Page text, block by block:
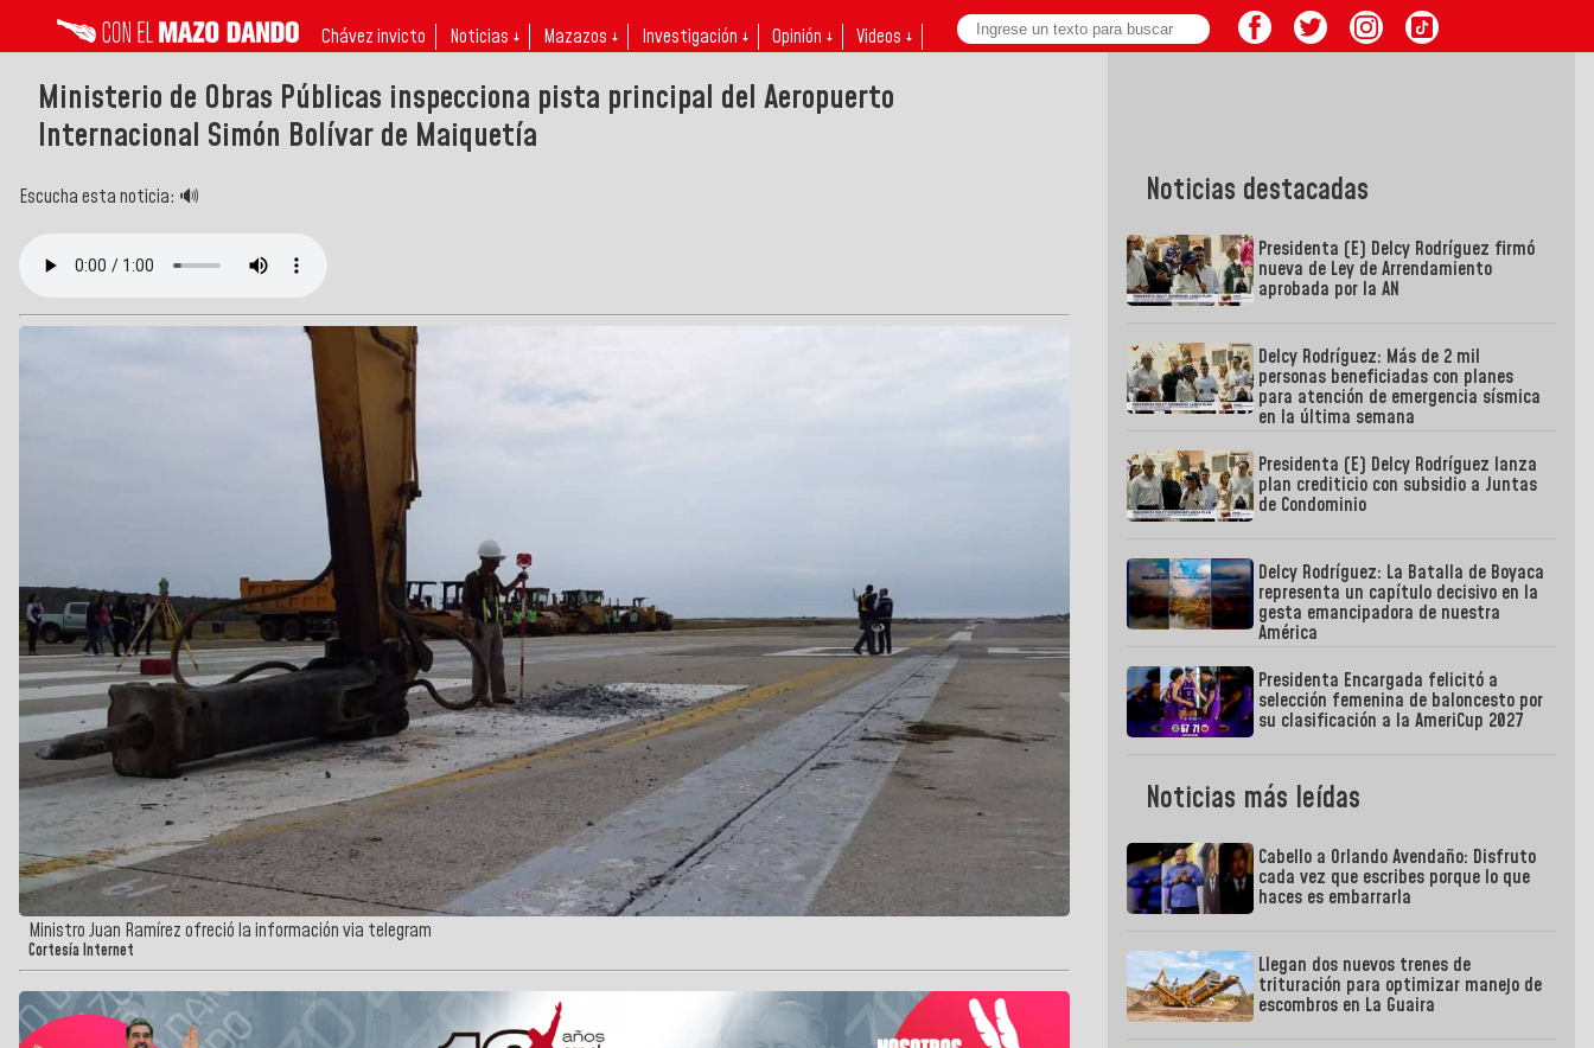
Chávez invicto Noticias ↓ Mazazos ↓ Investigación ↓ Opinión ↓ Videos ↓
Ministerio de Obras Públicas inspecciona pista principal del Aeropuerto
Internacional Simón Bolívar de Maiquetía
Escucha esta noticia: 🔊
Ministro Juan Ramírez ofreció la información via telegram
Cortesía Internet
Noticias destacadas
Presidenta (E) Delcy Rodríguez firmó
nueva de Ley de Arrendamiento
aprobada por la AN
Delcy Rodríguez: Más de 2 mil
personas beneficiadas con planes
para atención de emergencia sísmica
en la última semana
Presidenta (E) Delcy Rodríguez lanza
plan crediticio con subsidio a Juntas
de Condominio
Delcy Rodríguez: La Batalla de Boyaca
representa un capítulo decisivo en la
gesta emancipadora de nuestra
América
Presidenta Encargada felicitó a
selección femenina de baloncesto por
su clasificación a la AmeriCup 2027
Noticias más leídas
Cabello a Orlando Avendaño: Disfruto
cada vez que escribes porque lo que
haces es embarrarla
Llegan dos nuevos trenes de
trituración para optimizar manejo de
escombros en La Guaira